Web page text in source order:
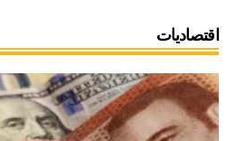
اقتصاديات